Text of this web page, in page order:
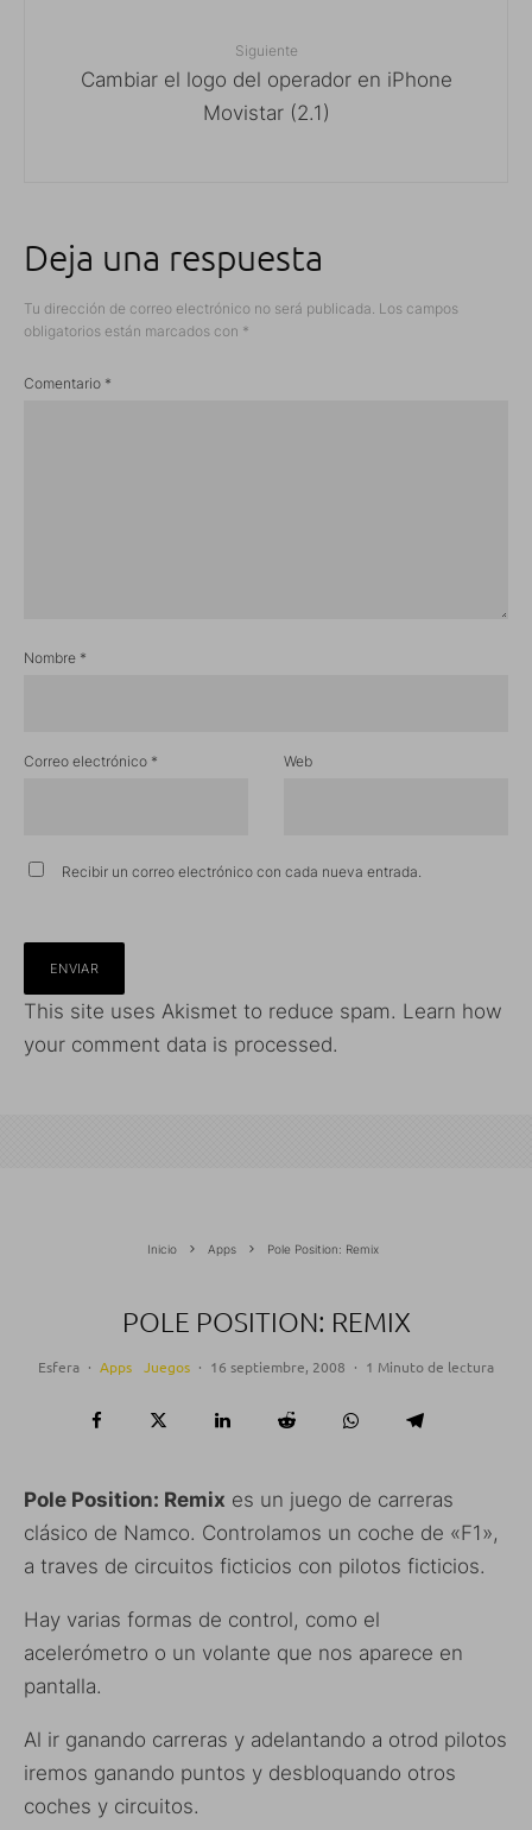
Siguiente
Cambiar el logo del operador en iPhone
Movistar (2.1)
Deja una respuesta
Tu dirección de correo electrónico no será publicada. Los campos
obligatorios están marcados con *
Comentario *
Nombre *
Correo electrónico * Web
Recibir un correo electrónico con cada nueva entrada.
This site uses Akismet to reduce spam. Learn how
your comment data is processed.
Inicio Apps Pole Position: Remix
POLE POSITION: REMIX
Esfera · Apps Juegos · 16 septiembre, 2008 · 1 Minuto de lectura
Pole Position: Remix es un juego de carreras
clásico de Namco. Controlamos un coche de «F1»,
a traves de circuitos ficticios con pilotos ficticios.
Hay varias formas de control, como el
acelerómetro o un volante que nos aparece en
pantalla.
Al ir ganando carreras y adelantando a otrod pilotos
iremos ganando puntos y desbloquando otros
coches y circuitos.